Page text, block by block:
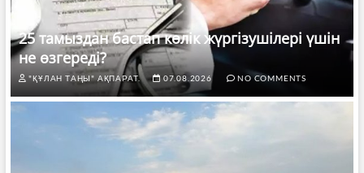
25 тамыздан бастап көлік жүргізушілері үшін
не өзгереді?
"ҚҰЛАН ТАҢЫ" АҚПАРАТ. 07.08.2026 NO COMMENTS